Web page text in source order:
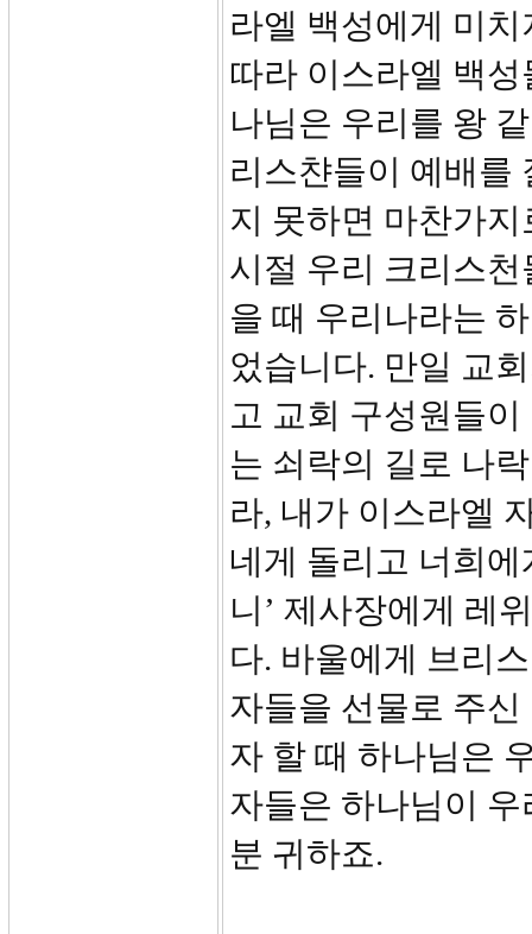
라엘 백성에게 미
따라 이스라엘 백
나님은 우리를 왕
리스챤들이 예배를
지 못하면 마찬가
시절 우리 크리스
을 때 우리나라는
었습니다. 만일 교
고 교회 구성원들
는 쇠락의 길로 나
라, 내가 이스라엘
네게 돌리고 너희
니’ 제사장에게 레
다. 바울에게 브리
자들을 선물로 주
자 할 때 하나님은
자들은 하나님이
분 귀하죠.